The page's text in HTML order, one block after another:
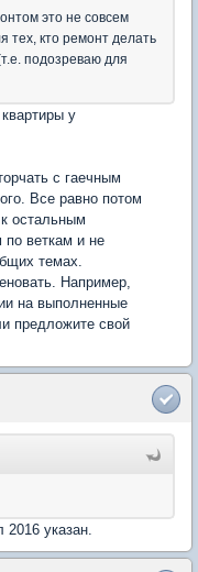
это не совсем
тех, кто ремонт делать
подозреваю для
у
с гаечным
Все равно потом
остальным
веткам и не
темах.
Например,
на выполненные
предложите свой
2016 указан.